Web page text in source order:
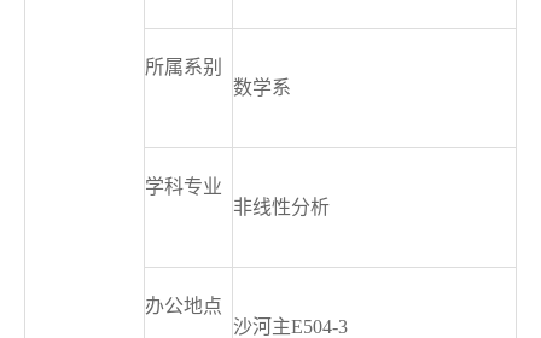
所属系别
数学系
学科专业
非线性分析
办公地点
沙河主E504-3